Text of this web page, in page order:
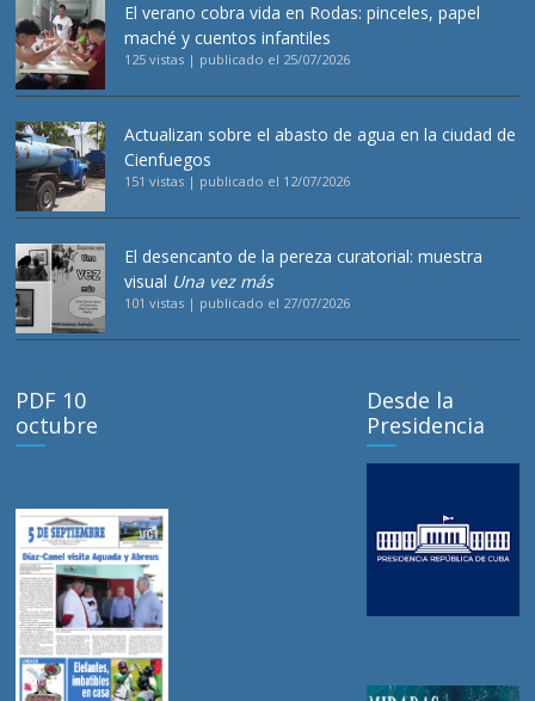
El verano cobra vida en Rodas: pinceles, papel
maché y cuentos infantiles
125 vistas | publicado el 25/07/2026
Actualizan sobre el abasto de agua en la ciudad de
Cienfuegos
151 vistas | publicado el 12/07/2026
El desencanto de la pereza curatorial: muestra
visual Una vez más
101 vistas | publicado el 27/07/2026
PDF 10
octubre
Desde la
Presidencia